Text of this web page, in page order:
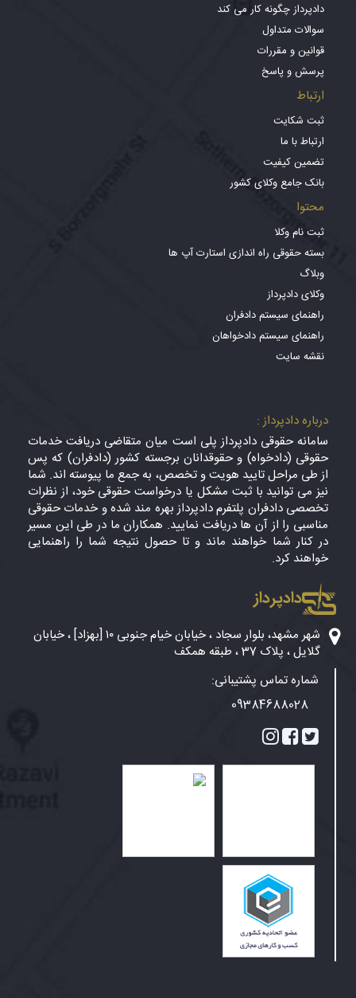
دادپرداز چگونه کار می کند
سوالات متداول
قوانین و مقررات
پرسش و پاسخ
ارتباط
ثبت شکایت
ارتباط با ما
تضمین کیفیت
بانک جامع وکلای کشور
محتوا
ثبت نام وکلا
بسته حقوقی راه اندازی استارت آپ ها
وبلاگ
وکلای دادپرداز
راهنمای سیستم دادفران
راهنمای سیستم دادخواهان
نقشه سایت
درباره دادپرداز :
سامانه حقوقی دادپرداز پلی است میان متقاضی دریافت خدمات
حقوقی (دادخواه) و حقوقدانان برجسته کشور (دادفران) که پس
از طی مراحل تایید هویت و تخصص، به جمع ما پیوسته اند. شما
نیز می توانید با ثبت مشکل یا درخواست حقوقی خود، از نظرات
تخصصی دادفران پلتفرم دادپرداز بهره مند شده و خدمات حقوقی
مناسبی را از آن ها دریافت نمایید. همکاران ما در طی این مسیر
در کنار شما خواهند ماند و تا حصول نتیجه شما را راهنمایی
خواهند کرد.
دادپرداز
شهر مشهد، بلوار سجاد ، خیابان خیام جنوبی ۱۰ [بهزاد] ، خیابان
گلایل ، پلاک 37 ، طبقه همکف
شماره تماس پشتیبانی:
09384688028